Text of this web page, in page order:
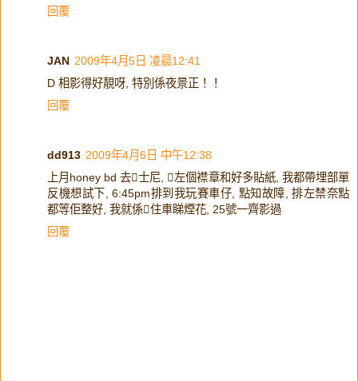
回覆
JAN 2009年4月5日 凌晨12:41
D 相影得好靚呀, 特別係夜景正！！
回覆
dd913 2009年4月6日 中午12:38
上月honey bd 去士尼, 左個襟章和好多貼紙, 我都帶埋部單
反機想試下, 6:45pm排到我玩賽車仔, 點知故障, 排左禁奈點
都等佢整好, 我就係住車睇煙花, 25號一齊影過
回覆